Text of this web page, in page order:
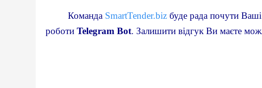
Команда SmartTender.biz буде рада почути
роботи Telegram Bot. Залишити відгук Ви маєте